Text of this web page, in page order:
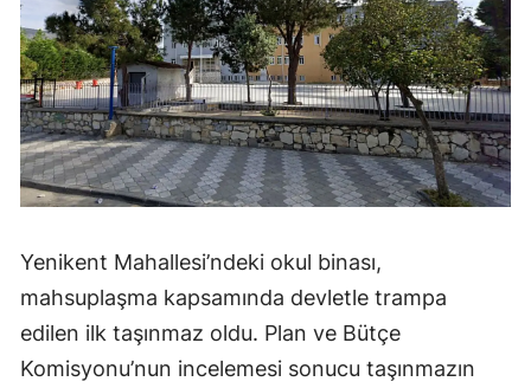
Yenikent Mahallesi’ndeki okul binası,
mahsuplaşma kapsamında devletle trampa
edilen ilk taşınmaz oldu. Plan ve Bütçe
Komisyonu’nun incelemesi sonucu taşınmazın